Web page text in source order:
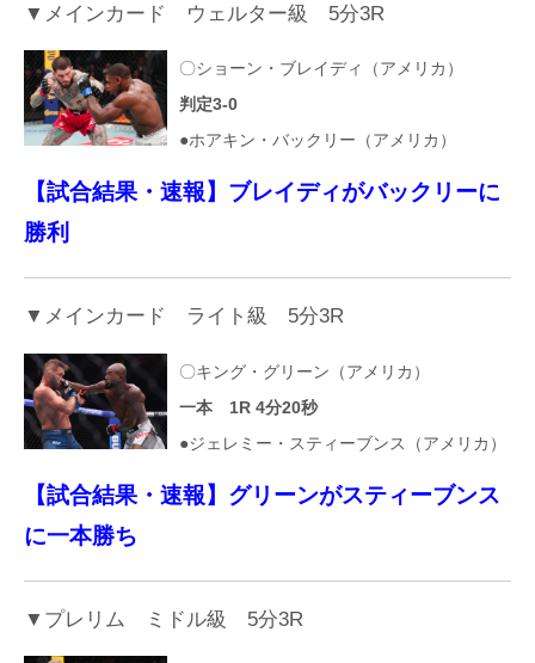
▼メインカード ウェルター級 5分3R
〇ショーン・ブレイディ（アメリカ）
判定3-0
●ホアキン・バックリー（アメリカ）
【試合結果・速報】ブレイディがバックリーに
勝利
▼メインカード ライト級 5分3R
〇キング・グリーン（アメリカ）
一本 1R 4分20秒
●ジェレミー・スティーブンス（アメリカ）
【試合結果・速報】グリーンがスティーブンス
に一本勝ち
▼プレリム ミドル級 5分3R